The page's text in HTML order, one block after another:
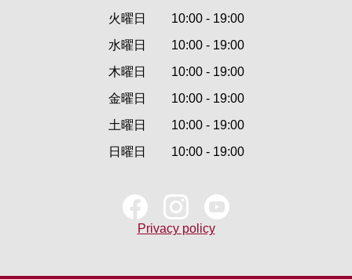
火曜日
10:00 - 19:00
水曜日
10:00 - 19:00
木曜日
10:00 - 19:00
金曜日
10:00 - 19:00
土曜日
10:00 - 19:00
日曜日
10:00 - 19:00
Privacy policy